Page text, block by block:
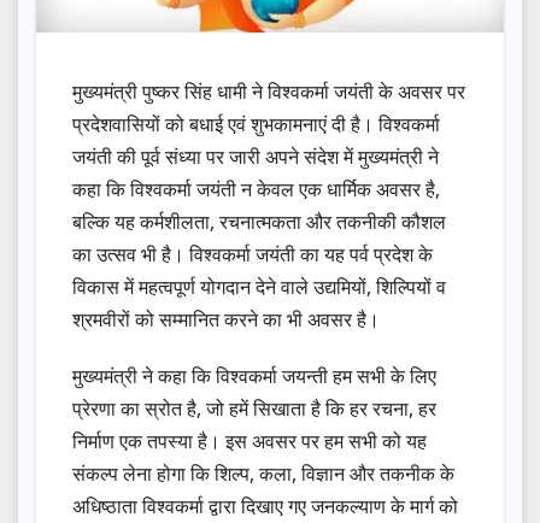
मुख्यमंत्री पुष्कर सिंह धामी ने विश्वकर्मा जयंती के अवसर पर
प्रदेशवासियों को बधाई एवं शुभकामनाएं दी है। विश्वकर्मा
जयंती की पूर्व संध्या पर जारी अपने संदेश में मुख्यमंत्री ने
कहा कि विश्वकर्मा जयंती न केवल एक धार्मिक अवसर है,
बल्कि यह कर्मशीलता, रचनात्मकता और तकनीकी कौशल
का उत्सव भी है। विश्वकर्मा जयंती का यह पर्व प्रदेश के
विकास में महत्वपूर्ण योगदान देने वाले उद्यमियों, शिल्पियों व
श्रमवीरों को सम्मानित करने का भी अवसर है।
मुख्यमंत्री ने कहा कि विश्वकर्मा जयन्ती हम सभी के लिए
प्रेरणा का स्रोत है, जो हमें सिखाता है कि हर रचना, हर
निर्माण एक तपस्या है। इस अवसर पर हम सभी को यह
संकल्प लेना होगा कि शिल्प, कला, विज्ञान और तकनीक के
अधिष्ठाता विश्वकर्मा द्वारा दिखाए गए जनकल्याण के मार्ग को